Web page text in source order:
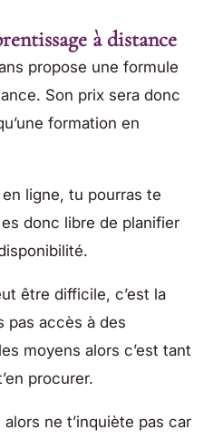
à distance
propose une formule
Son prix sera donc
formation en
en ligne, tu pourras te
donc libre de planifier
être difficile, c’est la
pas accès à des
moyens alors c’est tant
procurer.
ne t’inquiète pas car